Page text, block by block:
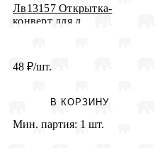
Лв13157 Открытка-
конверт для д...
48 ₽/шт.
В КОРЗИНУ
Мин. партия: 1 шт.